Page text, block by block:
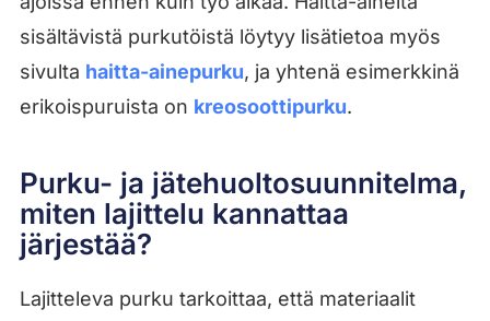
sisältävistä purkutöistä löytyy lisätietoa myös
sivulta haitta-ainepurku, ja yhtenä esimerkkinä
erikoispuruista on kreosoottipurku.
Purku- ja jätehuoltosuunnitelma,
miten lajittelu kannattaa
järjestää?
Lajitteleva purku tarkoittaa, että materiaalit